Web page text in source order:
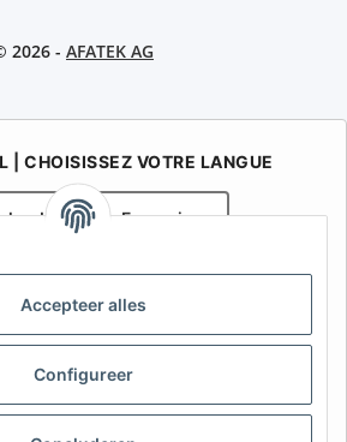
Accepteer alles
Configureer
2026 - AFATEK AG
| CHOISISSEZ VOTRE LANGUE
Français
voor aanhangwagens | Votre
détachées pour remorques
info@afatek.com